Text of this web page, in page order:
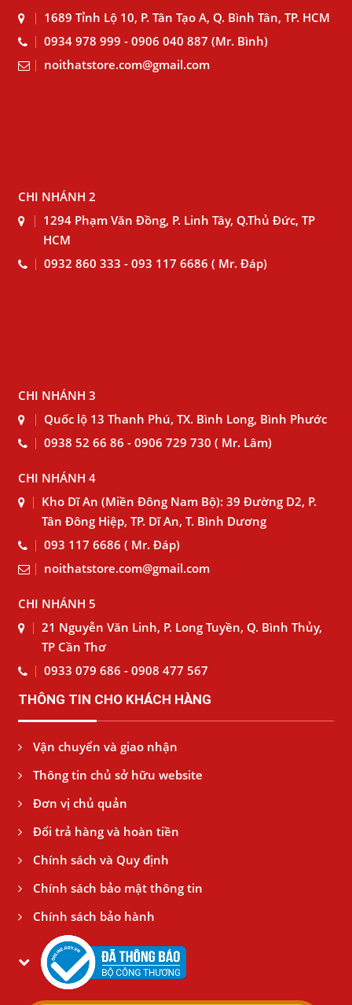
1689 Tỉnh Lộ 10, P. Tân Tạo A, Q. Bình Tân, TP. HCM
0934 978 999 - 0906 040 887 (Mr. Bình)
noithatstore.com@gmail.com
CHI NHÁNH 2
1294 Phạm Văn Đồng, P. Linh Tây, Q.Thủ Đức, TP
HCM
0932 860 333 - 093 117 6686 ( Mr. Đáp)
CHI NHÁNH 3
Quốc lộ 13 Thanh Phú, TX. Bình Long, Bình Phước
0938 52 66 86 - 0906 729 730 ( Mr. Lâm)
CHI NHÁNH 4
Kho Dĩ An (Miền Đông Nam Bộ): 39 Đường D2, P.
Tân Đông Hiệp, TP. Dĩ An, T. Bình Dương
093 117 6686 ( Mr. Đáp)
noithatstore.com@gmail.com
CHI NHÁNH 5
21 Nguyễn Văn Linh, P. Long Tuyền, Q. Bình Thủy,
TP Cần Thơ
0933 079 686 - 0908 477 567
THÔNG TIN CHO KHÁCH HÀNG
Vận chuyển và giao nhận
Thông tin chủ sở hữu website
Đơn vị chủ quản
Đổi trả hàng và hoàn tiền
Chính sách và Quy định
Chính sách bảo mật thông tin
Chính sách bảo hành